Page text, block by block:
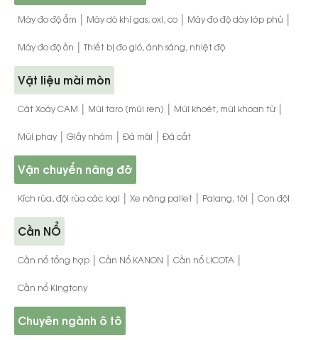
Máy đo độ ẩm | Máy dò khí gas, oxi, co | Máy đo độ dày lớp phủ |
Máy đo độ ồn | Thiết bị đo gió, ánh sáng, nhiệt độ
Vật liệu mài mòn
Cát Xoáy CAM | Mũi taro (mũi ren) | Mũi khoét, mũi khoan từ |
Mũi phay | Giấy nhám | Đá mài | Đá cắt
Vận chuyển nâng đỡ
Kích rùa, đội rùa các loại | Xe nâng pallet | Palang, tời | Con đội
Cần NỔ
Cần nổ tổng hợp | Cần Nổ KANON | Cần nổ LICOTA |
Cần nổ Kingtony
Chuyên ngành ô tô